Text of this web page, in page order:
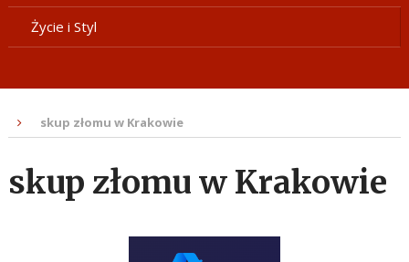
Życie i Styl
skup złomu w Krakowie
skup złomu w Krakowie